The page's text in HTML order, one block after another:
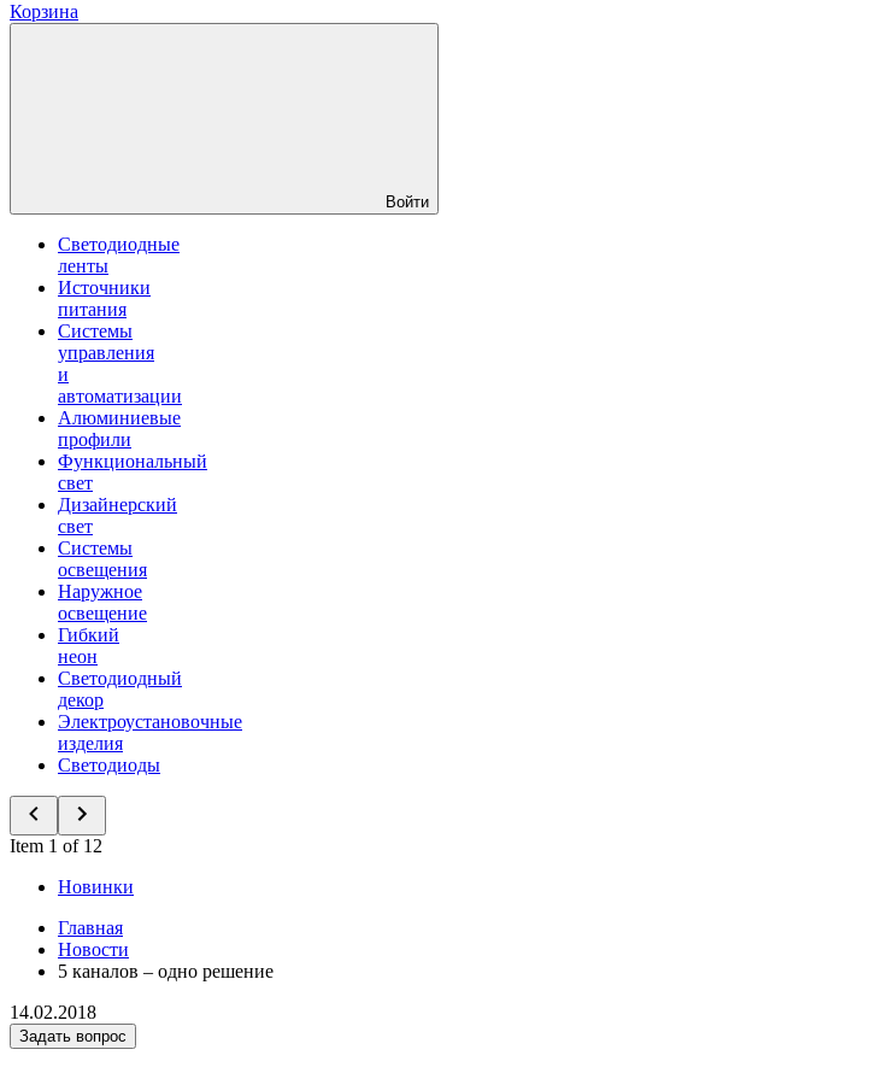
Корзина
Войти
Светодиодные
ленты
Источники
питания
Системы
управления
и
автоматизации
Алюминиевые
профили
Функциональный
свет
Дизайнерский
свет
Системы
освещения
Наружное
освещение
Гибкий
неон
Светодиодный
декор
Электроустановочные
изделия
Светодиоды
Item 1 of 12
Новинки
Главная
Новости
5 каналов – одно решение
14.02.2018
Задать вопрос